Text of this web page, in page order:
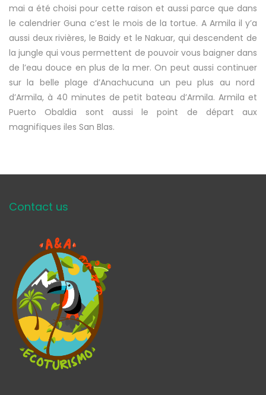
mai a été choisi pour cette raison et aussi parce que dans
le calendrier Guna c’est le mois de la tortue. A Armila il y’a
aussi deux rivières, le Baidy et le Nakuar, qui descendent de
la jungle qui vous permettent de pouvoir vous baigner dans
de l’eau douce en plus de la mer. On peut aussi continuer
sur la belle plage d’Anachucuna un peu plus au nord
d’Armila, à 40 minutes de petit bateau d’Armila. Armila et
Puerto Obaldia sont aussi le point de départ aux
magnifiques iles San Blas.
Contact us